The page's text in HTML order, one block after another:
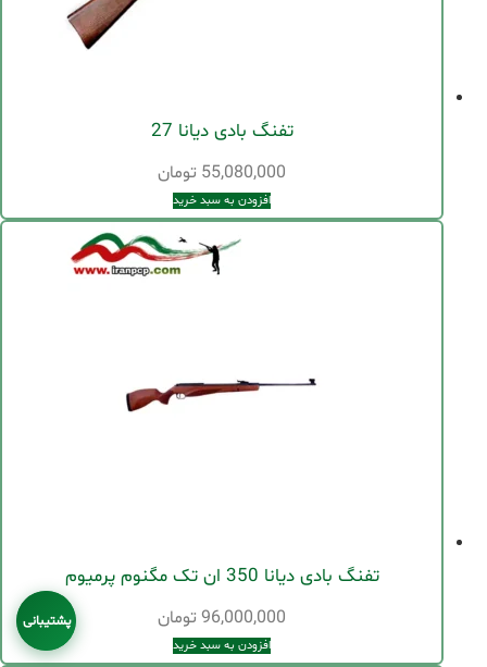
تفنگ بادی دیانا 27
55,080,000 تومان
افزودن به سبد خرید
تفنگ بادی دیانا 350 ان تک مگنوم پرمیوم
96,000,000 تومان
افزودن به سبد خرید
پشتیبانی